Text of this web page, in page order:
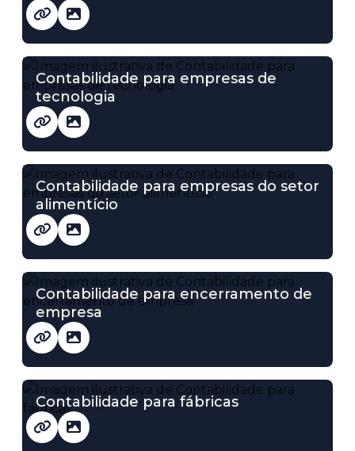
Contabilidade para empresas de
tecnologia
Contabilidade para empresas do setor
alimentício
Contabilidade para encerramento de
empresa
Contabilidade para fábricas